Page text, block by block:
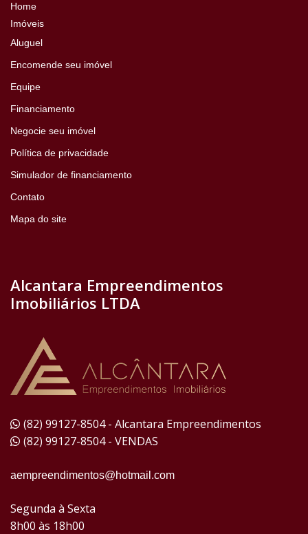
Home
Imóveis
Aluguel
Encomende seu imóvel
Equipe
Financiamento
Negocie seu imóvel
Política de privacidade
Simulador de financiamento
Contato
Mapa do site
Alcantara Empreendimentos
Imobiliários LTDA
(82) 99127-8504 - Alcantara Empreendimentos
(82) 99127-8504 - VENDAS
aempreendimentos@hotmail.com
Segunda à Sexta
8h00 às 18h00